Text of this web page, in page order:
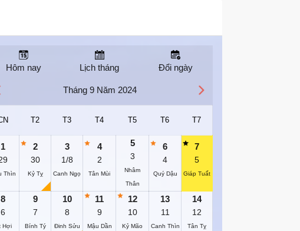
Hôm nay Lịch tháng Đổi ngày
Tháng 9 Năm 2024
T2 T3 T4 T5 T6 T7
1
Thìn
2
30
Kỷ Tỵ
3
1/8
Canh Ngọ
4
2
Tân Mùi
5
3
Nhâm
Thân
6
4
Quý Dậu
7
5
Giáp Tuất
8
6
Hợi
9
7
Bính Tý
10
8
Đinh Sửu
11
9
Mậu Dần
12
10
Kỷ Mão
13
11
Canh Thìn
14
12
Tân Tỵ